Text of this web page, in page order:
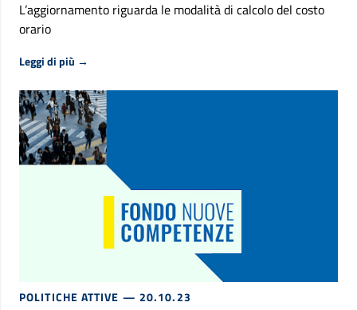
L’aggiornamento riguarda le modalità di calcolo del costo
orario
Leggi di più →
POLITICHE ATTIVE — 20.10.23